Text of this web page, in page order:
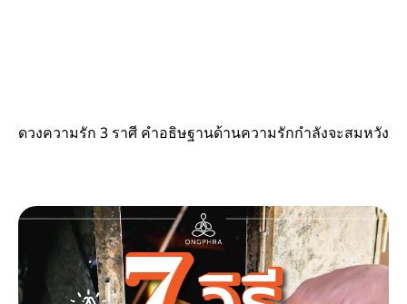
ดวงความรัก 3 ราศี คำอธิษฐานด้านความรักกำลังจะสมหวัง